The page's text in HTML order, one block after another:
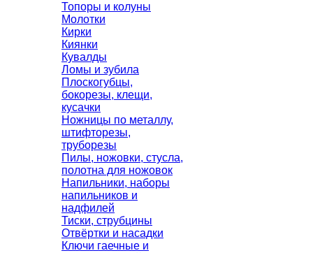
Топоры и колуны
Молотки
Кирки
Киянки
Кувалды
Ломы и зубила
Плоскогубцы,
бокорезы, клещи,
кусачки
Ножницы по металлу,
штифторезы,
труборезы
Пилы, ножовки, стусла,
полотна для ножовок
Напильники, наборы
напильников и
надфилей
Тиски, струбцины
Отвёртки и насадки
Ключи гаечные и